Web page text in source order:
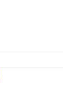
Fibre